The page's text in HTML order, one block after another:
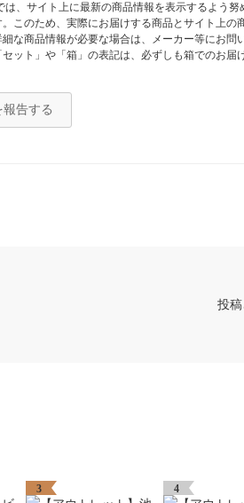
は、サイト上に最新の商品情報を表示するよう
このため、実際にお届けする商品とサイト上
な商品情報が必要な場合は、メーカー等にお問
ット」や「箱」の表記は、必ずしも箱でのお
告する
投稿
3 4